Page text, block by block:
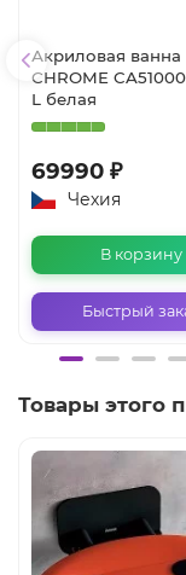
Акриловая ванна
CHROME
L белая
69990 ₽
Чехия
В корзину
Быстрый
Товары этого